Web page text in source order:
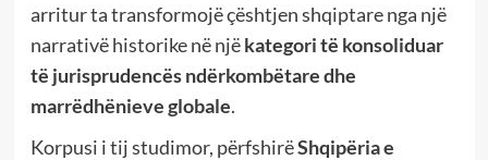
arritur ta transformojë çështjen shqiptare nga një
narrativë historike në njëkategori të konsoliduar
të jurisprudencës ndërkombëtare dhe
marrëdhënieve globale.
Korpusi i tij studimor, përfshirëShqipëria e